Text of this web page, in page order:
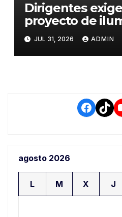
Dirigentes
proyecto de
salida a Puno y
demora que
conductores
JUL 31, 2026 ADMIN
agosto 2026
L M X J